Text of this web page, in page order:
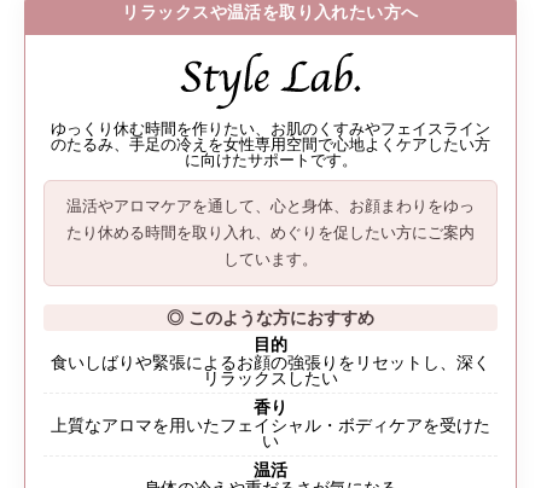
リラックスや温活を取り入れたい方へ
ゆっくり休む時間を作りたい、お肌のくすみやフェイスライン
のたるみ、手足の冷えを女性専用空間で心地よくケアしたい方
に向けたサポートです。
温活やアロマケアを通して、 心と身体、お顔まわりをゆっ
たり休める時間 を取り入れ、めぐりを促したい方にご案内
しています。
◎ このような方におすすめ
目的
食いしばりや緊張によるお顔の強張りをリセットし、深く
リラックスしたい
香り
上質なアロマを用いたフェイシャル・ボディケアを受けた
い
温活